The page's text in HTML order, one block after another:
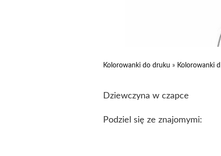
Kolorowanki do druku » Kolorowanki
Dziewczyna w czapce
Podziel się ze znajomymi: